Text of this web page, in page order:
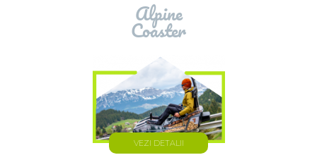
Alpine
Coaster
VEZI DETALII